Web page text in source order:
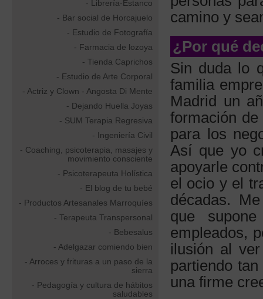
- Librería-Estanco
- Bar social de Horcajuelo
- Estudio de Fotografía
- Farmacia de lozoya
- Tienda Caprichos
- Estudio de Arte Corporal
- Actriz y Clown - Angosta Di Mente
- Dejando Huella Joyas
- SUM Terapia Regresiva
- Ingeniería Civil
- Coaching, psicoterapia, masajes y
movimiento consciente
- Psicoterapeuta Holística
- El blog de tu bebé
- Productos Artesanales Marroquíes
- Terapeuta Transpersonal
- Bebesalus
- Adelgazar comiendo bien
- Arroces y frituras a un paso de la
sierra
- Pedagogía y cultura de hábitos
saludables
camino y
¿Por qué
Sin duda lo
familia
Madrid un
formación
para los
Así que yo
apoyarle
el ocio y el
décadas.
que
empleados,
ilusión al
partiendo
una firme